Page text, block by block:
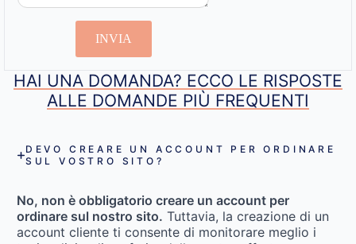
INVIA
HAI UNA DOMANDA? ECCO LE RISPOSTE
ALLE DOMANDE PIÙ FREQUENTI
DEVO CREARE UN ACCOUNT PER ORDINARE
SUL VOSTRO SITO?
No, non è obbligatorio creare un account per
ordinare sul nostro sito. Tuttavia, la creazione di un
account cliente ti consente di monitorare meglio i